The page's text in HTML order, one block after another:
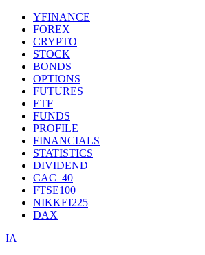
YFINANCE
FOREX
CRYPTO
STOCK
BONDS
OPTIONS
FUTURES
ETF
FUNDS
PROFILE
FINANCIALS
STATISTICS
DIVIDEND
CAC_40
FTSE100
NIKKEI225
DAX
IA